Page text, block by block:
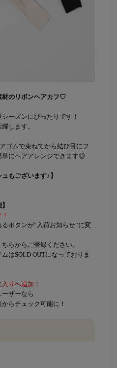
材のリボンヘアカフ♡
ーズンにぴったりです！
します。
ゴムで束ねてから結び目にフ
単にヘアアレンジできます◎
もございます♪】
ボタンが”入荷お知らせ”に変
らからご登録ください。
はSOLD OUTになっておりま
りへ追加！
ザーなら
らチェック可能に！